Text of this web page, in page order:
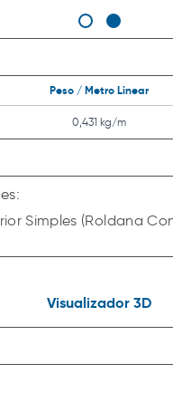
Peso / Metro Linear
0,431 kg/m
Simples (Roldana
Visualizador 3D